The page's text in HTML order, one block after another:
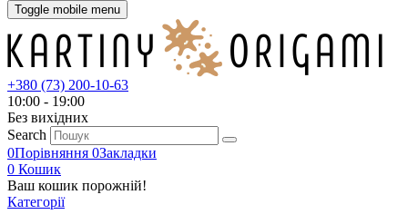
Toggle mobile menu
+380 (73) 200-10-63
10:00 - 19:00
Без вихiдних
Search
0Порівняння 0Закладки
0 Кошик
Ваш кошик порожній!
Категорії